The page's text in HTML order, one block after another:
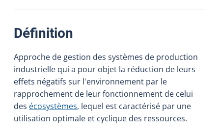
Définition
Approche de gestion des systèmes de production
industrielle qui a pour objet la réduction de leurs
effets négatifs sur l'environnement par le
rapprochement de leur fonctionnement de celui
des écosystèmes, lequel est caractérisé par une
utilisation optimale et cyclique des ressources.